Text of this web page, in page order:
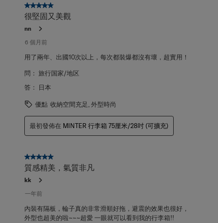
項，5星，共5星。
很堅固又美觀
nn
6 個月前
用了兩年、出國10次以上，每次都裝爆都沒有壞，超實用！
問： 旅行国家/地区
答：
日本
優點 收納空間充足, 外型時尚
最初發佈在 MINTER 行李箱 75厘米/28吋 (可擴充)
5星，共5星。
質感精美，氣質非凡
kk
一年前
內裝有隔板，輪子真的非常滑順好拖，避震的效果也很好，
外型也超美的啦~~~超愛 一眼就可以看到我的行李箱!!